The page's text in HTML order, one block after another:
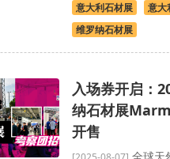
意大利石材展
意大
维罗纳石材展
入场券开启：
纳石材展
开售